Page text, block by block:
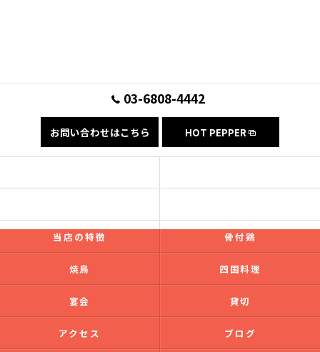
03-6808-4442
お問い合わせはこちら HOT PEPPER
当店の特徴 骨付鶏
焼鳥 四国料理
宴会 貸切
アクセス ブログ